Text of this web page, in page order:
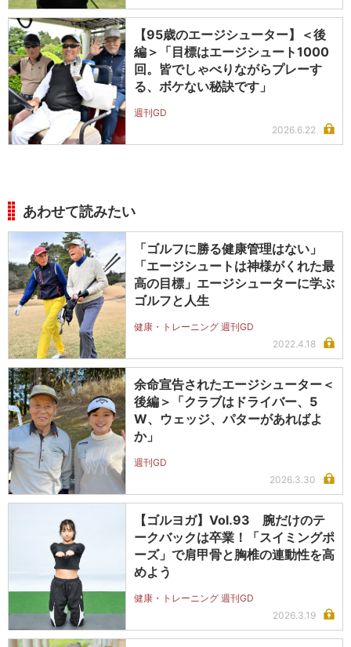
【95歳のエージシューター】＜後
編＞「目標はエージシュート1000
回。皆でしゃべりながらプレーす
る、ボケない秘訣です」
週刊GD
2026.6.22
あわせて読みたい
「ゴルフに勝る健康管理はない」
「エージシュートは神様がくれた最
高の目標」エージシューターに学ぶ
ゴルフと人生
健康・トレーニング 週刊GD
2022.4.18
余命宣告されたエージシューター＜
後編＞「クラブはドライバー、5
W、ウェッジ、パターがあればよ
か」
週刊GD
2026.3.30
【ゴルヨガ】Vol.93 腕だけのテ
ークバックは卒業！「スイミングポ
ーズ」で肩甲骨と胸椎の連動性を高
めよう
健康・トレーニング 週刊GD
2026.3.19